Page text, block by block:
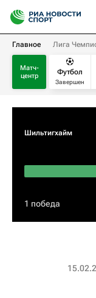
Главное Лига
Матч-
центр
Футбол
Завершен
Шильтигхайм
1 победа